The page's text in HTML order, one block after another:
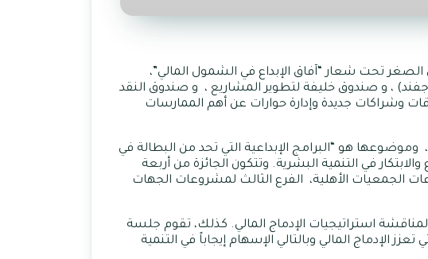
تحت شعار “آفاق الإبداع في الشمول المالي”،
للتنمية ( أجفند) ، و صندوق خليفة لتطوير المشاريع ، و صندوق النقد
وشراكات جديدة وإدارة حوارات عن أهم الممارسات
وموضوعها هو “البرامج الإبداعية التي تحد من البطالة في
على الإبداع والابتكار في التنمية البشرية. وتتكون الجائزة من أربعة
الجمعيات الأهلية، الفرع الثالث لمشروعات الجهات
استراتيجيات الإدماج المالي. كذلك، تقوم جلسة
الإدماج المالي وبالتالي الإسهام إيجاباً في التنمية